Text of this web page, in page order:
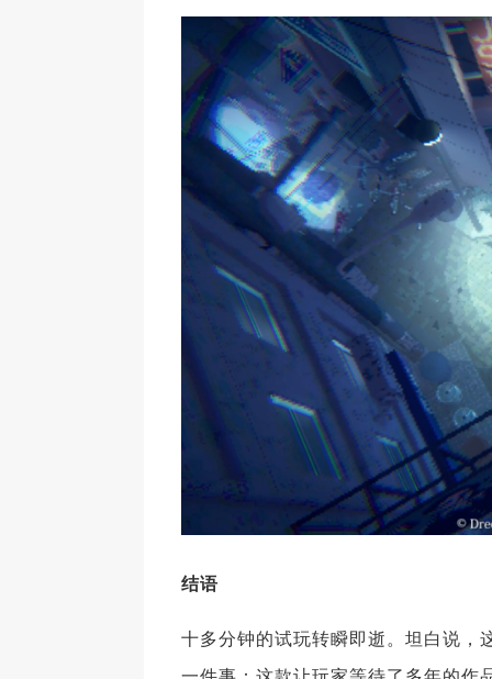
结语
十多分钟的试玩转瞬即逝。坦白说，